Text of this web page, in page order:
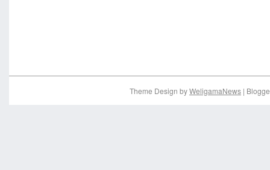
Theme Design byWeligamaNews |